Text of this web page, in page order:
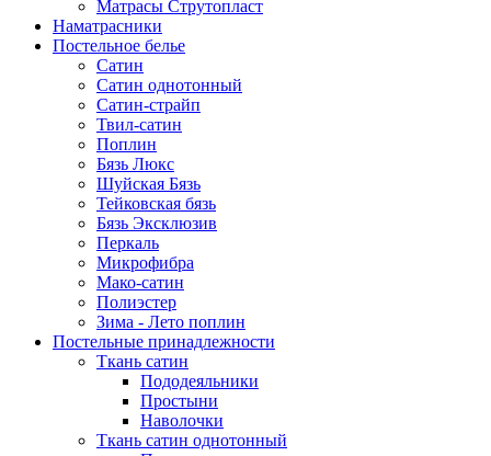
Матрасы Струтопласт
Наматрасники
Постельное белье
Сатин
Сатин однотонный
Сатин-страйп
Твил-сатин
Поплин
Бязь Люкс
Шуйская Бязь
Тейковская бязь
Бязь Эксклюзив
Перкаль
Микрофибра
Мако-сатин
Полиэстер
Зима - Лето поплин
Постельные принадлежности
Ткань сатин
Пододеяльники
Простыни
Наволочки
Ткань сатин однотонный